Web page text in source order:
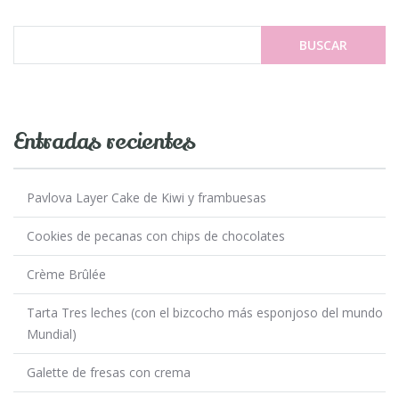
Entradas recientes
Pavlova Layer Cake de Kiwi y frambuesas
Cookies de pecanas con chips de chocolates
Crème Brûlée
Tarta Tres leches (con el bizcocho más esponjoso del mundo
Mundial)
Galette de fresas con crema